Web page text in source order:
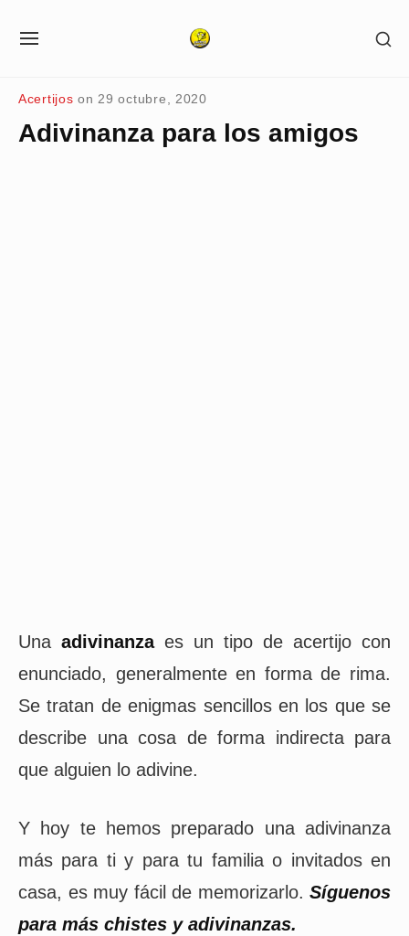
SITE
Acertijos on 29 octubre, 2020
Adivinanza para los amigos
Una adivinanzaes un tipo de acertijo con
enunciado, generalmente en forma de rima.
Se tratan de enigmas sencillos en los que se
describe una cosa de forma indirecta para
que alguien lo adivine.
Y hoy te hemos preparado una adivinanza
más para ti y para tu familia o invitados en
casa, es muy fácil de memorizarlo. Síguenos
para más chistes y adivinanzas.